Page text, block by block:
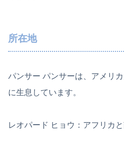
所在地
パンサー パンサーは、アメリ
に生息しています。
レオパード ヒョウ：アフリカと